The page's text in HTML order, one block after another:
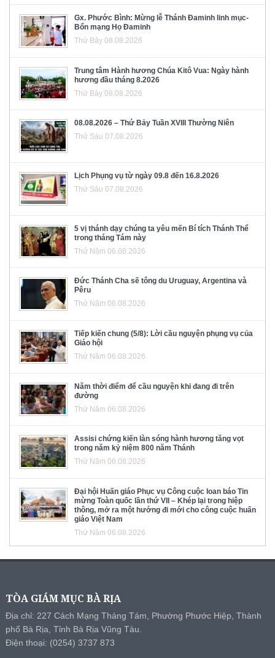
Gx. Phước Bình: Mừng lễ Thánh Đaminh linh mục-
Bổn mạng Họ Đaminh
Thứ Bảy 08.08.2026
Trung tâm Hành hương Chúa Kitô Vua: Ngày hành
hương đầu tháng 8.2026
Thứ Bảy 08.08.2026
08.08.2026 – Thứ Bảy Tuần XVIII Thường Niên
Thứ Sáu 07.08.2026
Lịch Phụng vụ từ ngày 09.8 đến 16.8.2026
Thứ Sáu 07.08.2026
5 vị thánh dạy chúng ta yêu mến Bí tích Thánh Thể
trong tháng Tám này
Thứ Năm 06.08.2026
Đức Thánh Cha sẽ tông du Uruguay, Argentina và
Pêru
Thứ Năm 06.08.2026
Tiếp kiến chung (5/8): Lời cầu nguyện phụng vụ của
Giáo hội
Thứ Năm 06.08.2026
Năm thời điểm để cầu nguyện khi đang đi trên
đường
Thứ Năm 06.08.2026
Assisi chứng kiến làn sóng hành hương tăng vọt
trong năm kỷ niệm 800 năm Thánh
Thứ Năm 06.08.2026
Đại hội Huấn giáo Phục vụ Công cuộc loan báo Tin
mừng Toàn quốc lần thứ VII – Khép lại trong hiệp
thông, mở ra một hướng đi mới cho công cuộc huấn
giáo Việt Nam
Thứ Năm 06.08.2026
TÒA GIÁM MỤC BÀ RỊA
Địa chỉ: 227 Cách Mạng Tháng Tám, Phường Phước Hiệp, Thành
phố Bà Rịa, Tỉnh Bà Rịa Vũng Tàu.
Điện thoại: (0254) 3737 873